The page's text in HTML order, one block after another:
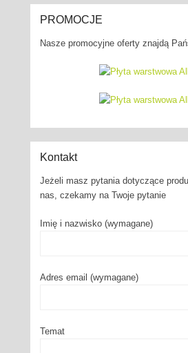
PROMOCJE
Nasze promocyjne oferty znajdą
Kontakt
Jeżeli masz pytania dotyczące
nas, czekamy na Twoje pytanie
Imię i nazwisko (wymagane)
Adres email (wymagane)
Temat